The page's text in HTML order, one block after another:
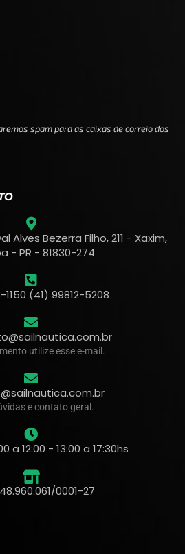
spam para as caixas de correio dos
Alves Bezerra Filho, 211 - Xaxim,
- PR - 81830-274
(41) 99812-5208
utilize esse e-mail.
e contato geral.
a 12:00 - 13:00 a 17:30hs
0001-27